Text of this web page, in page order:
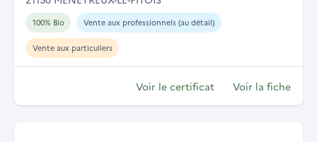
100% Bio Vente aux professionnels (au détail)
Vente aux particuliers
Voir le certificat Voir la fiche